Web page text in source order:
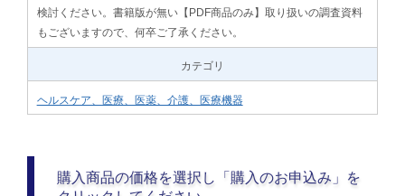
検討ください。書籍版が無い【PDF商品のみ】取り扱いの調査資料
もございますので、何卒ご了承ください。
カテゴリ
ヘルスケア、医療、医薬、介護、医療機器
購入商品の価格を選択し「購入のお申込み」を